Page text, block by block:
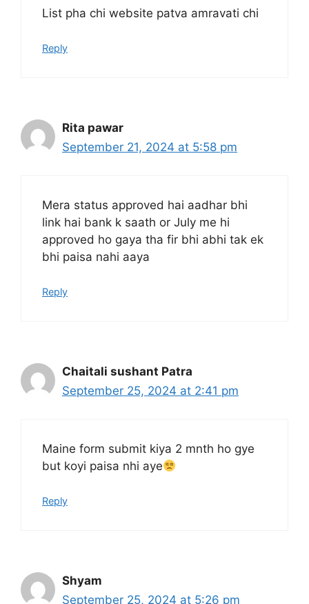
List pha chi website patva amravati chi
Reply
Rita pawar
September 21, 2024 at 5:58 pm
Mera status approved hai aadhar bhi
link hai bank k saath or July me hi
approved ho gaya tha fir bhi abhi tak ek
bhi paisa nahi aaya
Reply
Chaitali sushant Patra
September 25, 2024 at 2:41 pm
Maine form submit kiya 2 mnth ho gye
but koyi paisa nhi aye
Reply
Shyam
September 25, 2024 at 5:26 pm